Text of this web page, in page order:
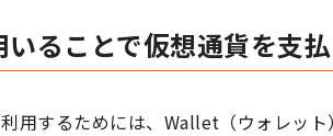
ることで仮想通貨を支
用するためには、Wallet（ウォレット